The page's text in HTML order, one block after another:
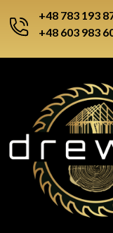
+48 783 193
+48 603 983